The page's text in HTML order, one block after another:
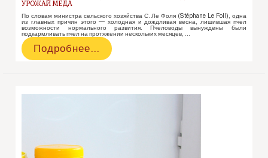
УРОЖАЙ МЕДА
По словам министра сельского хозяйства С. Ле Фоля (Stéphane Le Foll), одна
из главных причин этого — холодная и дождливая весна, лишившая пчел
возможности нормального развития. Пчеловоды вынуждены были
подкармливать пчел на протяжении нескольких месяцев, …
В
2013
меда
Подробнее…